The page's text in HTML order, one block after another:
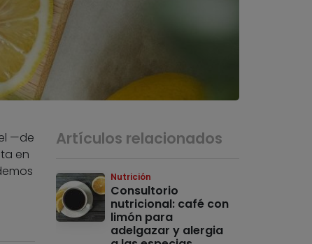
—de
en
Artículos relacionados
Nutrición
Consultorio
nutricional: café con
limón para
adelgazar y alergia